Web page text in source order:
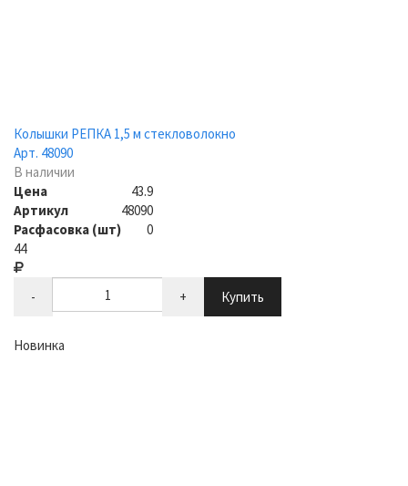
Колышки РЕПКА 1,5 м стекловолокно
Арт. 48090
В наличии
Цена
43.9
Артикул
48090
Расфасовка (шт)
0
44
- + Купить
Новинка